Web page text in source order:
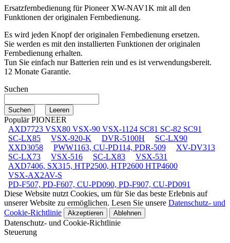
Ersatzfernbedienung fürPioneer XW-NAV1K mit all den
Funktionen der originalen Fernbedienung.
Es wird jeden Knopf der originalen Fernbedienung ersetzen.
Sie werden es mit den installierten Funktionen der originalen
Fernbedienung erhalten.
Tun Sie einfach nur Batterien rein und es ist verwendungsbereit.
12 Monate Garantie.
Suchen
Populär PIONEER
AXD7723 VSX80 VSX-90 VSX-1124 SC81 SC-82 SC91
SC-LX85
VSX-920-K DVR-5100H
SC-LX90
XXD3058
PWW1163, CU-PD114, PDR-509
XV-DV313
SC-LX73
VSX-516 SC-LX83
VSX-531
AXD7406, SX315, HTP2500, HTP2600 HTP4600
VSX-AX2AV-S
PD-F507, PD-F607, CU-PD090, PD-F907, CU-PD091
Diese Website nutzt Cookies, um für Sie das beste Erlebnis auf
unserer Website zu ermöglichen. Lesen Sie unsere Datenschutz- und
Cookie-Richtlinie
Akzeptieren Ablehnen
Datenschutz- und Cookie-Richtlinie
Steuerung